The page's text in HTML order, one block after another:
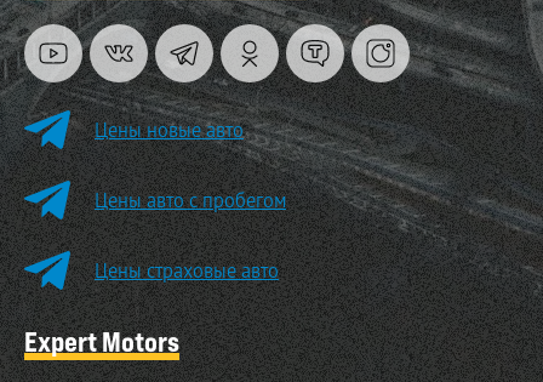
Цены новые авто
Цены авто с пробегом
Цены страховые авто
Expert Motors